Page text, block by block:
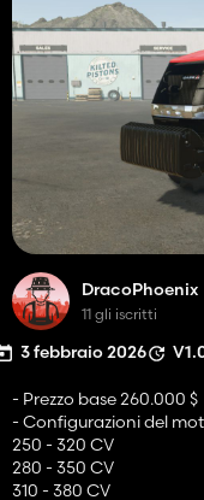
DracoPhoenix
11 gli iscritti
3 febbraio 2026
- Prezzo base 260.000 $
- Configurazioni del
250 - 320 CV
280 - 350 CV
310 - 380 CV